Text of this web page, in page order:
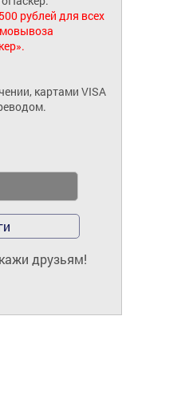
рублей для всех
картами VISA
друзьям!